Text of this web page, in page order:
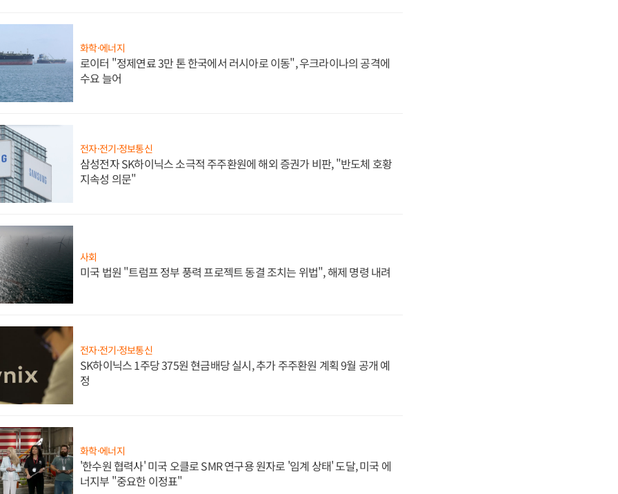
화학·에너지
로이터 "정제연료 3만 톤 한국에서 러시아로 이동", 우크라이나의 공격에
수요 늘어
전자·전기·정보통신
삼성전자 SK하이닉스 소극적 주주환원에 해외 증권가 비판, "반도체 호황
지속성 의문"
사회
미국 법원 "트럼프 정부 풍력 프로젝트 동결 조치는 위법", 해제 명령 내려
전자·전기·정보통신
SK하이닉스 1주당 375원 현금배당 실시, 추가 주주환원 계획 9월 공개 예
정
화학·에너지
'한수원 협력사' 미국 오클로 SMR 연구용 원자로 '임계 상태' 도달, 미국 에
너지부 "중요한 이정표"